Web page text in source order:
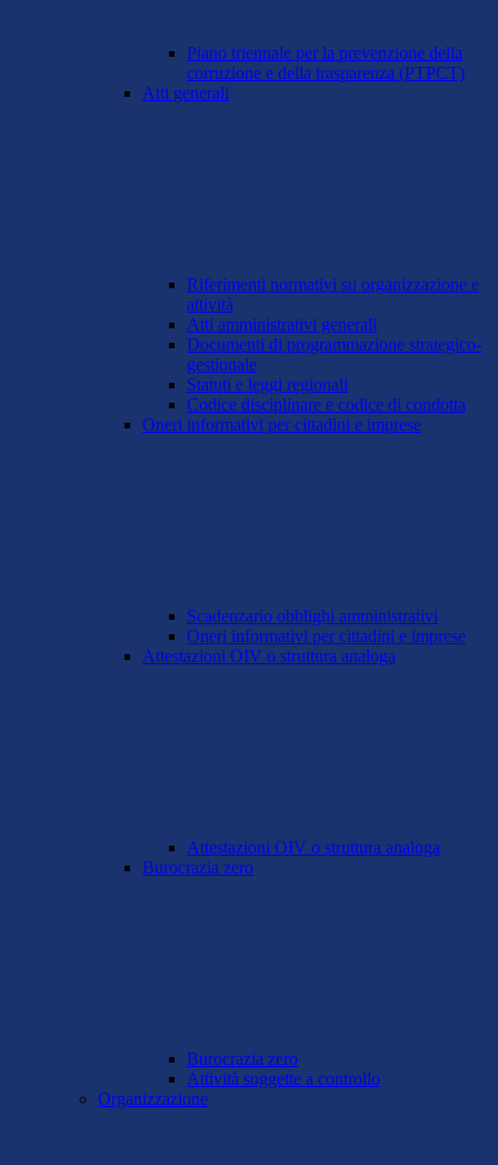
Piano triennale per la prevenzione della
corruzione e della trasparenza (PTPCT)
Atti generali
Riferimenti normativi su organizzazione e
attività
Atti amministrativi generali
Documenti di programmazione strategico-
gestionale
Statuti e leggi regionali
Codice disciplinare e codice di condotta
Oneri informativi per cittadini e imprese
Scadenzario obblighi amministrativi
Oneri informativi per cittadini e imprese
Attestazioni OIV o struttura analoga
Attestazioni OIV o struttura analoga
Burocrazia zero
Burocrazia zero
Attività soggette a controllo
Organizzazione